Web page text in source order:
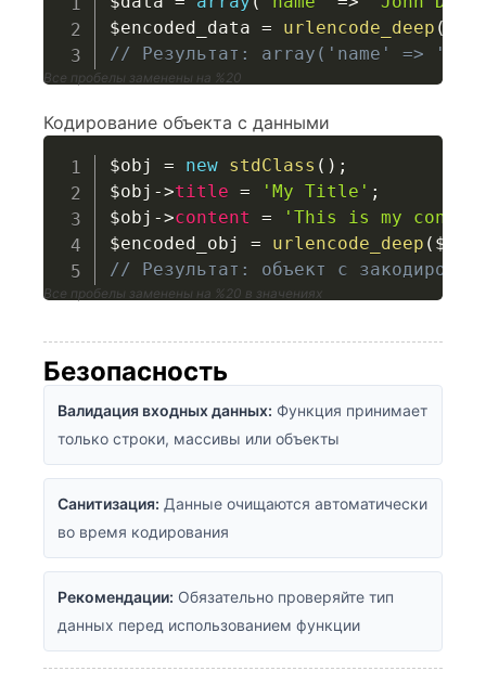
$encoded_data = urlencode_deep (
// Результат: array('name' =>
Все пробелы заменены на %20
Кодирование объекта с данными
$obj = new stdClass ( ) ;
$obj ->title = 'My Title' ;
$obj ->content =
'This is my
$encoded_obj
= urlencode_deep ( $obj
// Результат: объект с
Все пробелы заменены на %20 в значениях
Безопасность
Валидация входных данных: Функция принимает
только строки, массивы или объекты
Санитизация: Данные очищаются автоматически
во время кодирования
Рекомендации: Обязательно проверяйте тип
данных перед использованием функции